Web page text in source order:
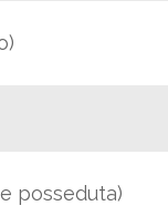
posseduta)